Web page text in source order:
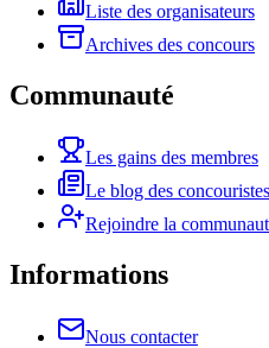
Liste des organisateurs
Archives des concours
Communauté
Les gains des membres
Le blog des concouristes
Rejoindre la
Informations
Nous contacter